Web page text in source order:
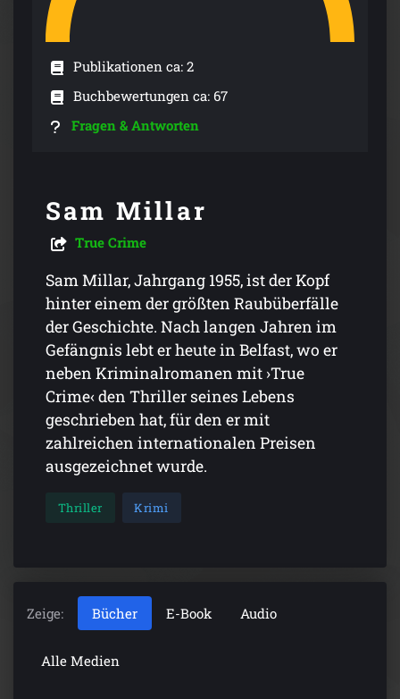
Publikationen ca: 2
Buchbewertungen ca: 67
Fragen & Antworten
Sam Millar
True Crime
Sam Millar, Jahrgang 1955, ist der Kopf
hinter einem der größten Raubüberfälle
der Geschichte. Nach langen Jahren im
Gefängnis lebt er heute in Belfast, wo er
neben Kriminalromanen mit ›True
Crime‹ den Thriller seines Lebens
geschrieben hat, für den er mit
zahlreichen internationalen Preisen
ausgezeichnet wurde.
Thriller Krimi
Zeige: Bücher E-Book Audio
Alle Medien